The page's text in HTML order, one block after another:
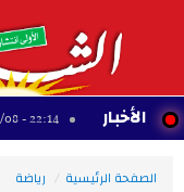
الأخبار
22:14 - 2026/08/08
الصفحة الرئيسية
رياضة